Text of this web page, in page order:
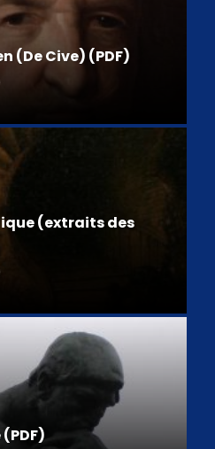
(De Cive) (PDF)
(extraits des